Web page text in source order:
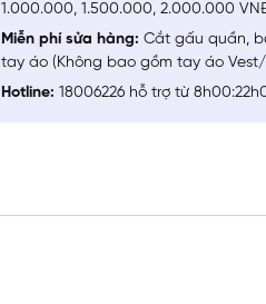
1.000.000, 1.500.000, 2.000.000
Miễn phí sửa hàng: Cắt gấu quần,
tay áo (Không bao gồm tay áo Vest/
Hotline: 18006226 hỗ trợ từ